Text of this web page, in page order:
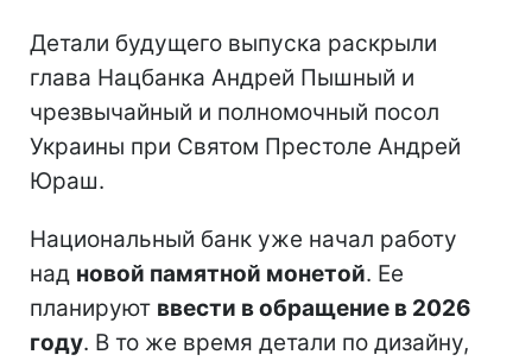
Детали будущего выпуска раскрыли
глава Нацбанка Андрей Пышный и
чрезвычайный и полномочный посол
Украины при Святом Престоле Андрей
Юраш.
Национальный банк уже начал работу
над новой памятной монетой. Ее
планируют ввести в обращение в 2026
году. В то же время детали по дизайну,